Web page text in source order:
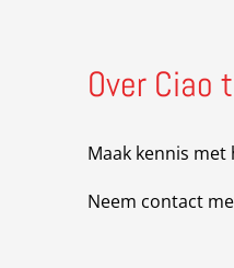
Over Ciao
Maak kennis
Neem contact